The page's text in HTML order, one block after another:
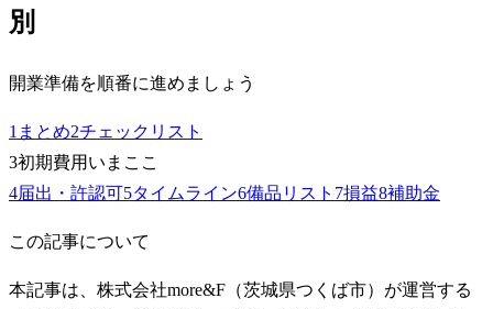
別
開業準備を順番に進めましょう
1 まとめ2チェックリスト
3初期費用 いまここ
4届出・許認可5タイムライン6備品リスト 7損益8補助金
この記事について
本記事は、株式会社more&F（茨城県つくば市）が運営する